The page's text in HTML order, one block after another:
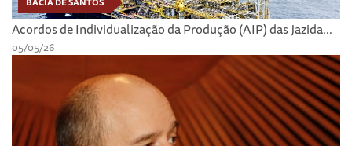
Acordos de Individualização da Produção (AIP) das Jazida...
05/05/26